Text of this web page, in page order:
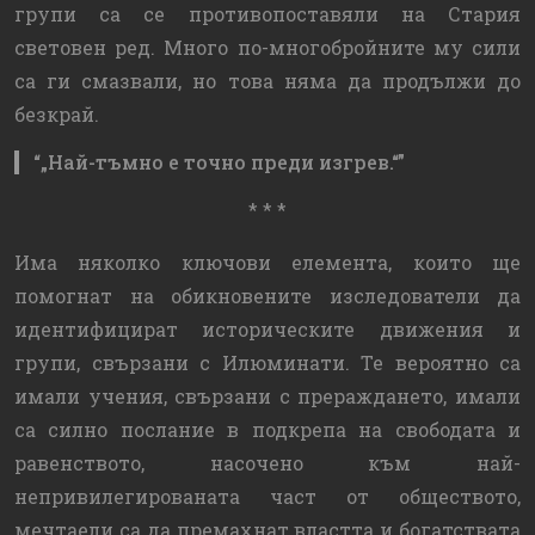
групи са се противопоставяли на Стария
световен ред. Много по-многобройните му сили
са ги смазвали, но това няма да продължи до
безкрай.
„Най-тъмно е точно преди изгрев.“
* * *
Има няколко ключови елемента, които ще
помогнат на обикновените изследователи да
идентифицират историческите движения и
групи, свързани с Илюминати. Те вероятно са
имали учения, свързани с прераждането, имали
са силно послание в подкрепа на свободата и
равенството, насочено към най-
непривилегированата част от обществото,
мечтаели са да премахнат властта и богатствата